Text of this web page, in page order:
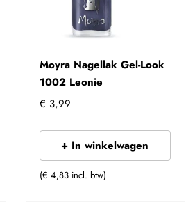
Moyra Nagellak Gel-Look
1002 Leonie
€ 3,99
+ In winkelwagen
(€ 4,83 incl. btw)